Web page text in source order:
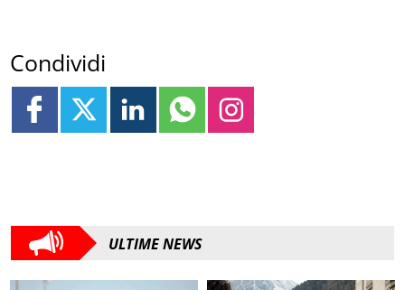
Condividi
ULTIME NEWS